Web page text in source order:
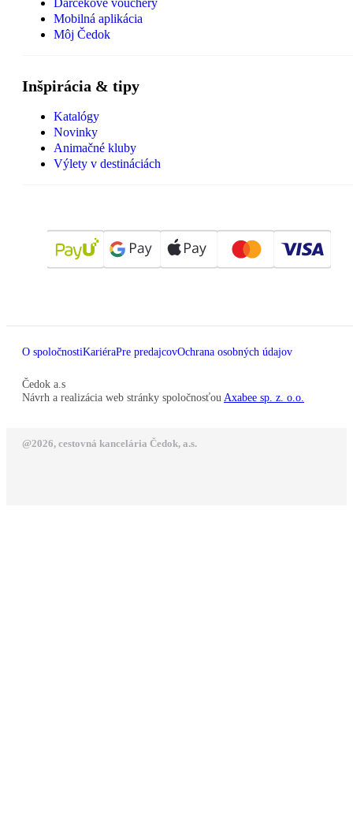
Mobilná aplikácia
Môj Čedok
Inšpirácia & tipy
Katalógy
Novinky
Animačné kluby
Výlety v destináciách
O spoločnostiKariéraPre predajcovOchrana osobných údajov
Čedok a.s
Návrh a realizácia web stránky spoločnosťou Axabee sp. z. o.o.
@2026, cestovná kancelária Čedok, a.s.